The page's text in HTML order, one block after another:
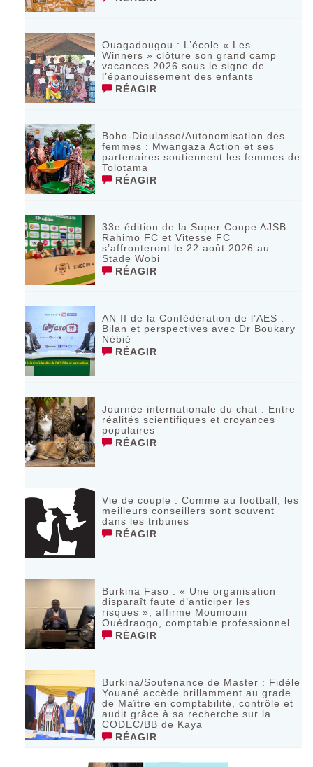
Ouagadougou : L’école « Les
Winners » clôture son grand camp
vacances 2026 sous le signe de
l’épanouissement des enfants
RÉAGIR
Bobo-Dioulasso/Autonomisation des
femmes : Mwangaza Action et ses
partenaires soutiennent les femmes de
Tolotama
RÉAGIR
33e édition de la Super Coupe AJSB :
Rahimo FC et Vitesse FC
s’affronteront le 22 août 2026 au
Stade Wobi
RÉAGIR
AN II de la Confédération de l’AES :
Bilan et perspectives avec Dr Boukary
Nébié
RÉAGIR
Journée internationale du chat : Entre
réalités scientifiques et croyances
populaires
RÉAGIR
Vie de couple : Comme au football, les
meilleurs conseillers sont souvent
dans les tribunes
RÉAGIR
Burkina Faso : « Une organisation
disparaît faute d’anticiper les
risques », affirme Moumouni
Ouédraogo, comptable professionnel
RÉAGIR
Burkina/Soutenance de Master : Fidèle
Youané accède brillamment au grade
de Maître en comptabilité, contrôle et
audit grâce à sa recherche sur la
CODEC/BB de Kaya
RÉAGIR